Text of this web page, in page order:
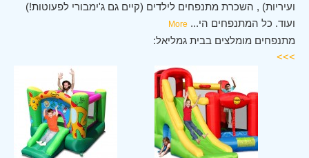
ועיריות) , השכרת מתנפחים לילדים (קיים גם ג'ימבורי לפעוטות!)
ועוד. כל המתנפחים הי...
More
מתנפחים מומלצים בבית גמליאל:
>>>